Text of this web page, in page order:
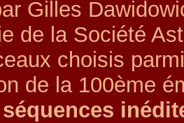
Gilles
de la Société
choisis
de la 100ème